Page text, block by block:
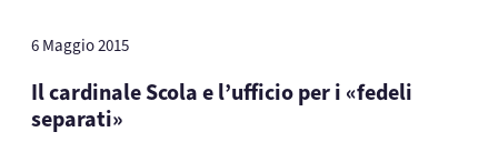
6 Maggio 2015
Il cardinale Scola e l’ufficio per i «fedeli
separati»